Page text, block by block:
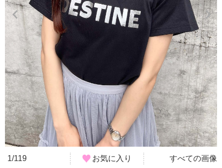
1/119 お気に入り すべての画像